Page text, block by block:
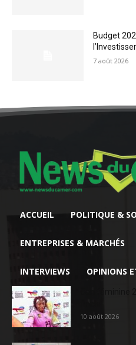
Budget
7 août 2026
ACCUEIL POLITIQUE &
ENTREPRISES & MARCHÉS
INTERVIEWS OPINIONS
10 août 2026